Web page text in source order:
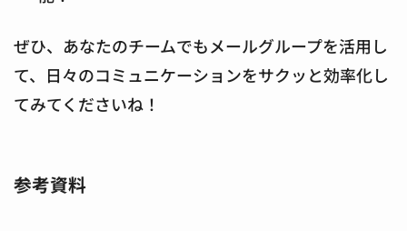
ぜひ、あなたのチームでもメールグループを活用し
て、日々のコミュニケーションをサクッと効率化し
てみてくださいね！
参考資料